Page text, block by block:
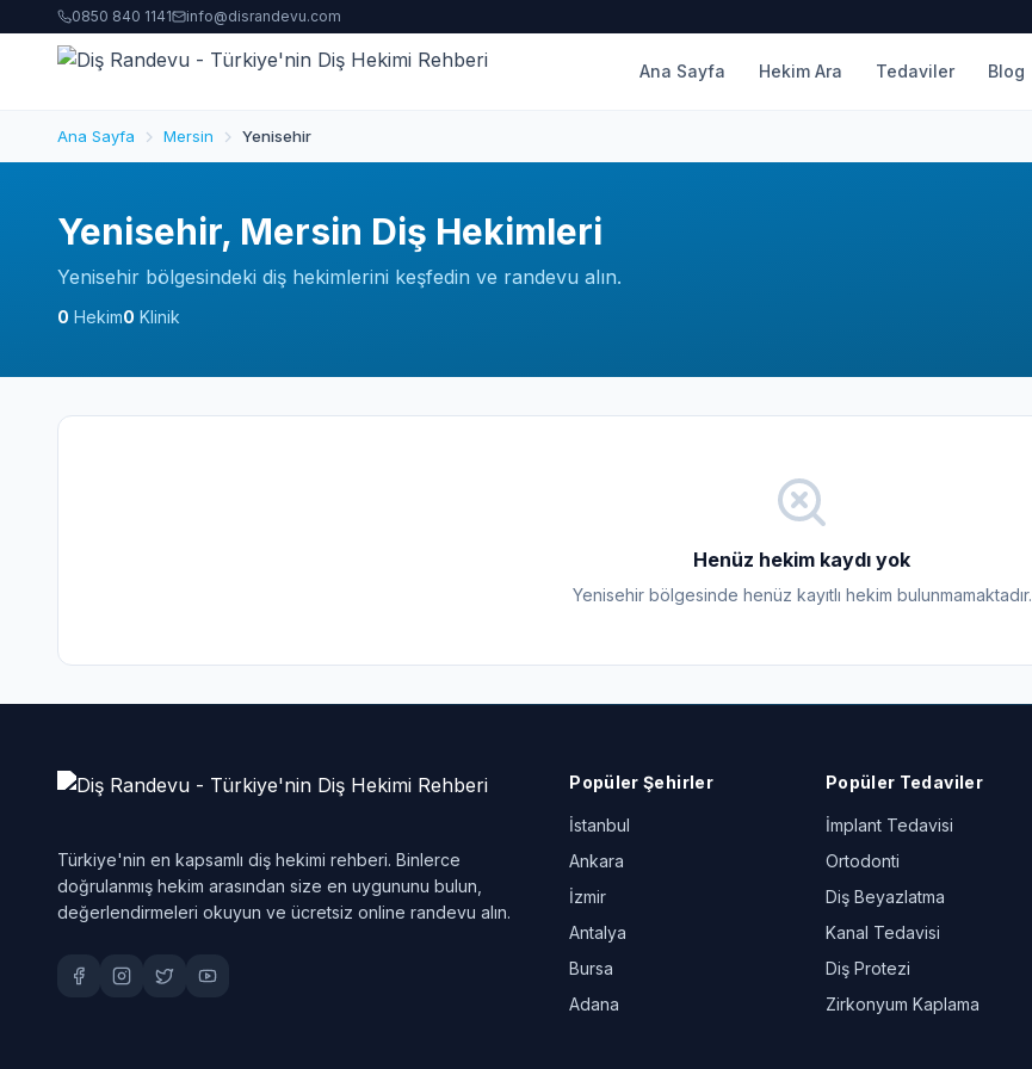
0850 840 1141 info@disrandevu.com
Ana Sayfa Hekim Ara Tedaviler Blog
Ana Sayfa Mersin Yenisehir
Yenisehir, Mersin Diş Hekimleri
Yenisehir bölgesindeki diş hekimlerini keşfedin ve randevu alın.
0 Hekim0 Klinik
Henüz hekim kaydı yok
Yenisehir bölgesinde henüz kayıtlı hekim bulunmamaktadır.
Türkiye'nin en kapsamlı diş hekimi rehberi. Binlerce
doğrulanmış hekim arasından size en uygununu bulun,
değerlendirmeleri okuyun ve ücretsiz online randevu alın.
Popüler Şehirler
İstanbul
Ankara
İzmir
Antalya
Bursa
Adana
Popüler Tedaviler
İmplant Tedavisi
Ortodonti
Diş Beyazlatma
Kanal Tedavisi
Diş Protezi
Zirkonyum Kaplama